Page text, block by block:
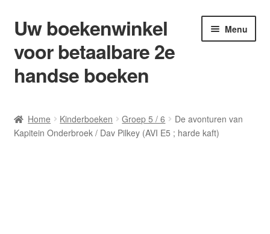
Ga
door
naar
navigatie
Ga
naar
de
inhoud
Uw boekenwinkel
voor betaalbare 2e
handse boeken
Menu
Afrekenen
Home Kinderboeken Groep 5 / 6
De avonturen van
Kapitein Onderbroek / Dav Pilkey (AVI E5 ; harde kaft)